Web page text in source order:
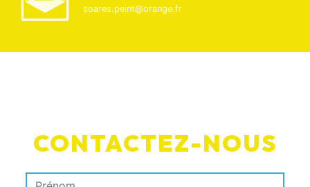
soares.peint@orange.fr
CONTACTEZ-NOUS